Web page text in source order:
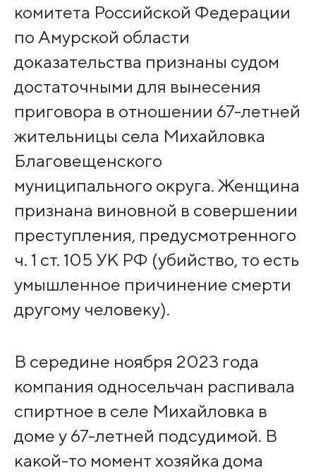
комитета Российской Федерации
по Амурской области
доказательства признаны судом
достаточными для вынесения
приговора в отношении 67-летней
жительницы села Михайловка
Благовещенского
муниципального округа. Женщина
признана виновной в совершении
преступления, предусмотренного
ч. 1 ст. 105 УК РФ (убийство, то есть
умышленное причинение смерти
другому человеку).
В середине ноября 2023 года
компания односельчан распивала
спиртное в селе Михайловка в
доме у 67-летней подсудимой. В
какой-то момент хозяйка дома